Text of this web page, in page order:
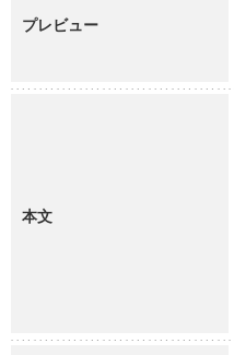
プレビュー
本文